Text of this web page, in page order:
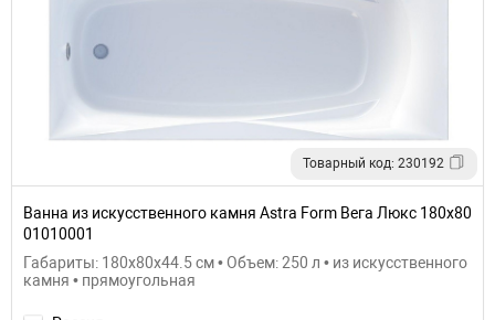
Товарный код: 230192
Ванна из искусственного камня Astra Form Вега Люкс 180х80
01010001
Габариты: 180x80x44.5 см • Объем: 250 л • из искусственного
камня • прямоугольная